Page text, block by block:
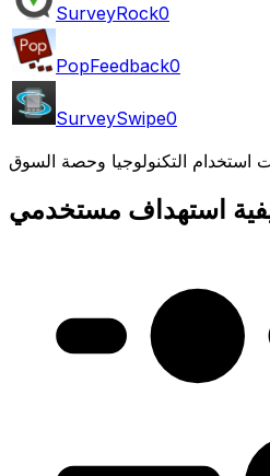
SurveyRock0
PopFeedback0
SurveySwipe0
استخدام التكنولوجيا وحصة السوق